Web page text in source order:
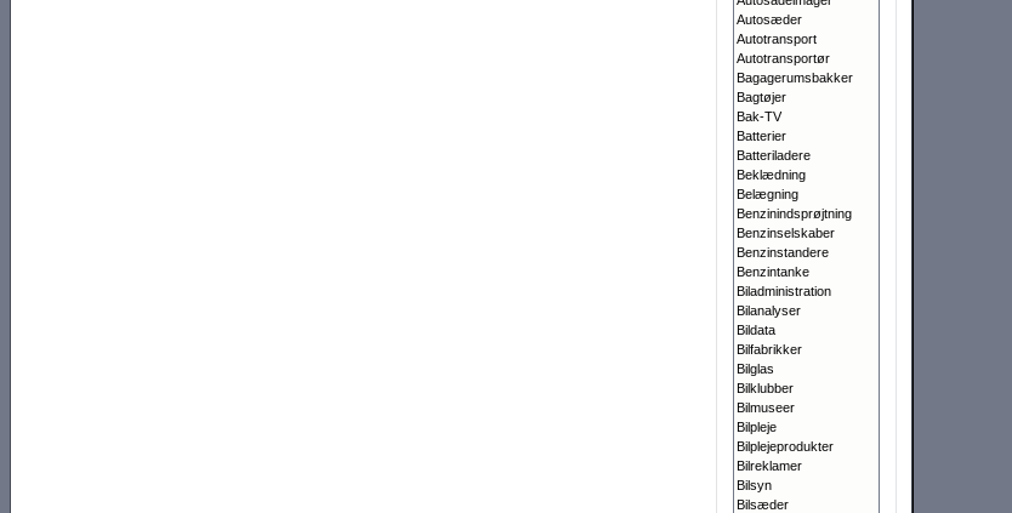
Autosæder
Autotransport
Autotransportør
Bagagerumsbakker
Bagtøjer
Bak-TV
Batterier
Batteriladere
Beklædning
Belægning
Benzinindsprøjtning
Benzinselskaber
Benzinstandere
Benzintanke
Biladministration
Bilanalyser
Bildata
Bilfabrikker
Bilglas
Bilklubber
Bilmuseer
Bilpleje
Bilplejeprodukter
Bilreklamer
Bilsyn
Bilsæder